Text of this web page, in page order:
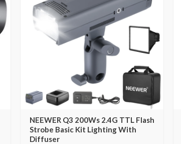
NEEWER Q3 200Ws 2.4G TTL Flash
Strobe Basic Kit Lighting With
Diffuser